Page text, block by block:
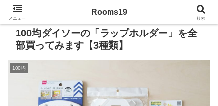
100均ダイソーの「ラップホルダー」を全
部買ってみます【3種類】
100均
メニュー
Rooms19
検索